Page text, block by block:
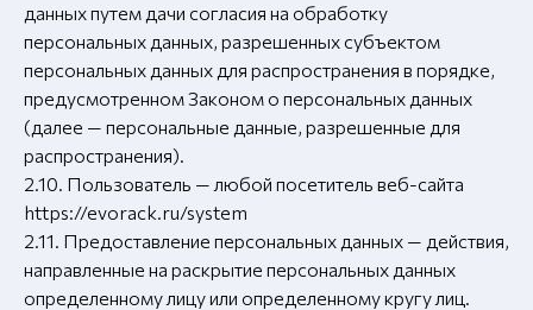
данных путем дачи согласия на обработку
персональных данных, разрешенных субъектом
персональных данных для распространения в порядке,
предусмотренном Законом о персональных данных
(далее — персональные данные, разрешенные для
распространения).
2.10. Пользователь — любой посетитель веб-сайта
https://evorack.ru/system
2.11. Предоставление персональных данных — действия,
направленные на раскрытие персональных данных
определенному лицу или определенному кругу лиц.